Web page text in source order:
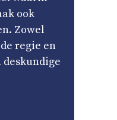
ook
Zowel
regie en